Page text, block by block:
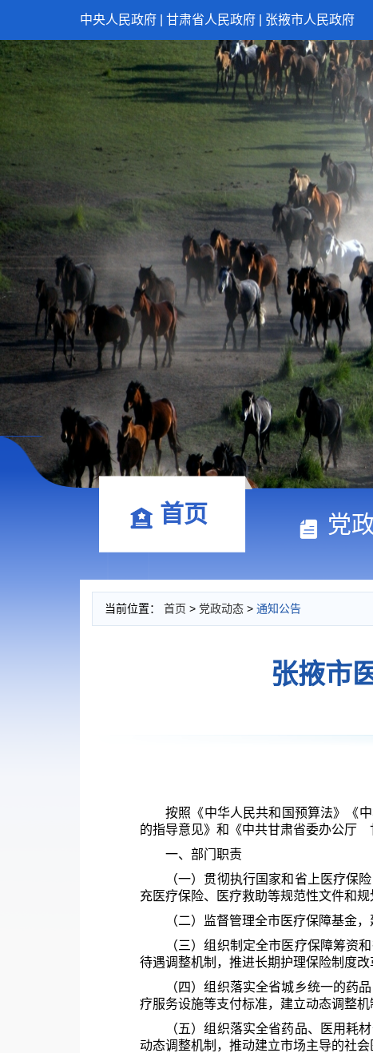
中央人民政府 甘肃省人民政府 张掖市人民政府
首页 党
当前位置： 首页 > 党政动态 > 通知公告
张掖市
按照《中华人民共和国预算法》《中
的指导意见》和《中共甘肃省委办公厅
一、 部门职责
（一）贯彻执行国家和省上医疗保
充医疗保险、医疗救助等规范性文件和
（二）监督管理全市医疗保障基金
（三）组织制定全市医疗保障筹资
待遇调整机制，推进长期护理保险制度改
（四）组织落实全省城乡统一的药
疗服务设施等支付标准，建立动态调整
（五）组织落实全省药品、医用耗
动态调整机制，推动建立市场主导的社